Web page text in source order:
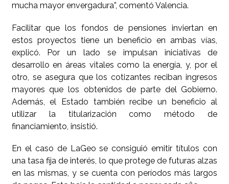
mucha mayor envergadura”, comentó Valencia.
Facilitar que los fondos de pensiones inviertan en
estos proyectos tiene un beneficio en ambas vías,
explicó. Por un lado se impulsan iniciativas de
desarrollo en áreas vitales como la energía, y, por el
otro, se asegura que los cotizantes reciban ingresos
mayores que los obtenidos de parte del Gobierno.
Además, el Estado también recibe un beneficio al
utilizar la titularización como método de
financiamiento, insistió.
En el caso de LaGeo se consiguió emitir títulos con
una tasa fija de interés, lo que protege de futuras alzas
en las mismas, y se cuenta con períodos más largos